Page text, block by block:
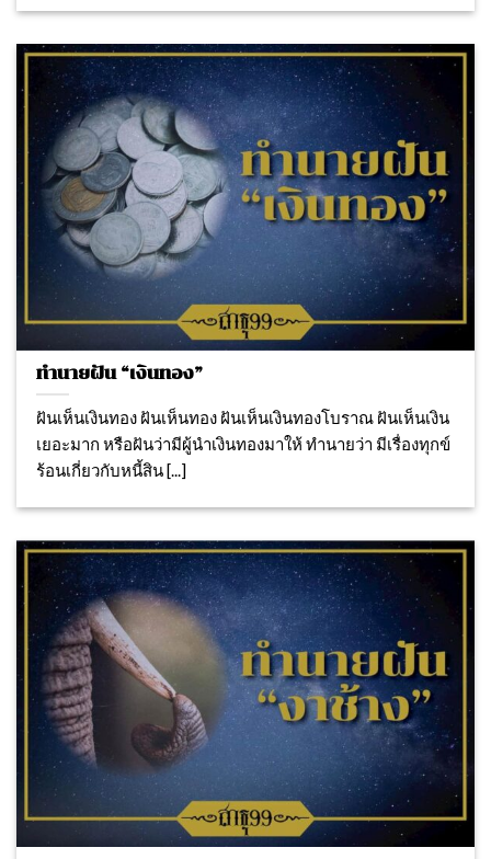
ทำนายฝัน “เงินทอง”
ฝันเห็นเงินทอง ฝันเห็นทอง ฝันเห็นเงินทองโบราณ ฝันเห็นเงิน
เยอะมาก หรือฝันว่ามีผู้นำเงินทองมาให้ ทำนายว่า มีเรื่องทุกข์
ร้อนเกี่ยวกับหนี้สิน [...]